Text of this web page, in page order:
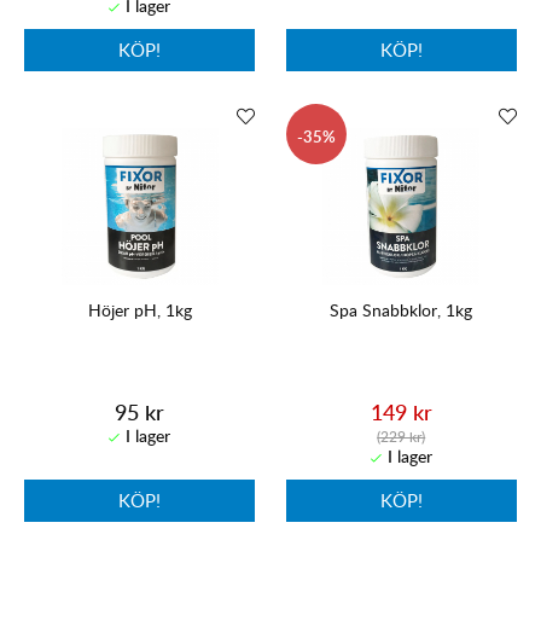
KÖP! KÖP!
Höjer pH, 1kg
95 kr
KÖP!
35
Spa Snabbklor, 1kg
149 kr
(229 kr)
KÖP!